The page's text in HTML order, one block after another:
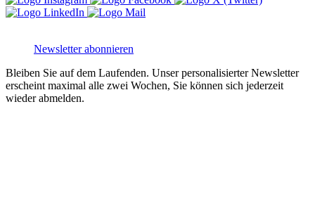
Newsletter abonnieren
Bleiben Sie auf dem Laufenden. Unser personalisierter Newsletter
erscheint maximal alle zwei Wochen, Sie können sich jederzeit
wieder abmelden.